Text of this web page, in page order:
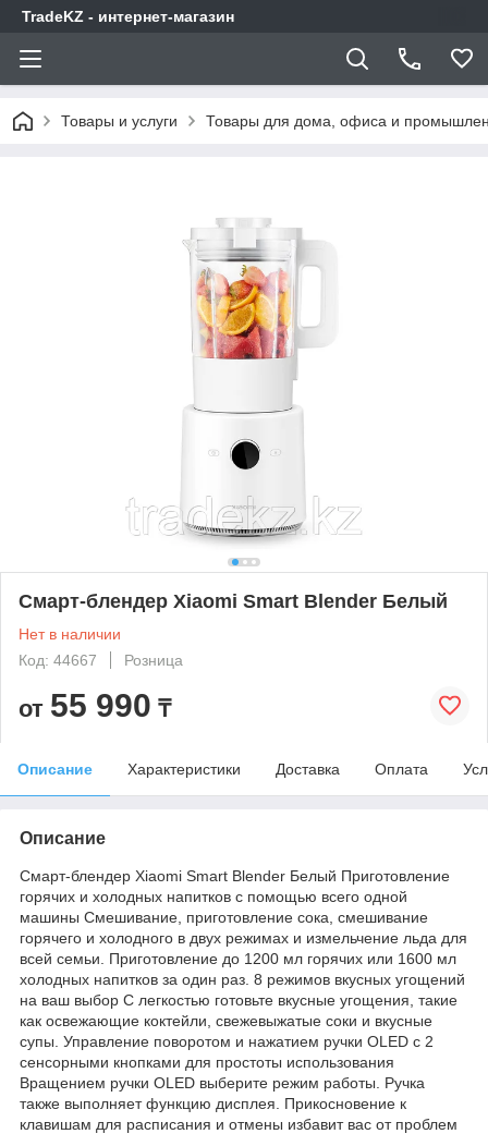
TradeKZ - интернет-магазин
Товары и услуги Товары для дома, офиса и
Смарт-блендер Xiaomi Smart Blender Белый
Нет в наличии
Код: 44667
Розница
от 55 990 ₸
Описание Характеристики Доставка Оплата
Описание
Смарт-блендер Xiaomi Smart Blender Белый Приготовление
горячих и холодных напитков с помощью всего одной
машины Смешивание, приготовление сока, смешивание
горячего и холодного в двух режимах и измельчение льда для
всей семьи. Приготовление до 1200 мл горячих или 1600 мл
холодных напитков за один раз. 8 режимов вкусных угощений
на ваш выбор С легкостью готовьте вкусные угощения, такие
как освежающие коктейли, свежевыжатые соки и вкусные
супы. Управление поворотом и нажатием ручки OLED с 2
сенсорными кнопками для простоты использования
Вращением ручки OLED выберите режим работы. Ручка
также выполняет функцию дисплея. Прикосновение к
клавишам для расписания и отмены избавит вас от проблем